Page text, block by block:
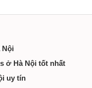
Nội
ở Hà Nội tốt nhất
uy tín